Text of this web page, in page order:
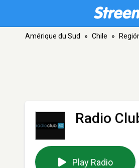
Amérique du Sud » Chile »
Radio
Play Radio